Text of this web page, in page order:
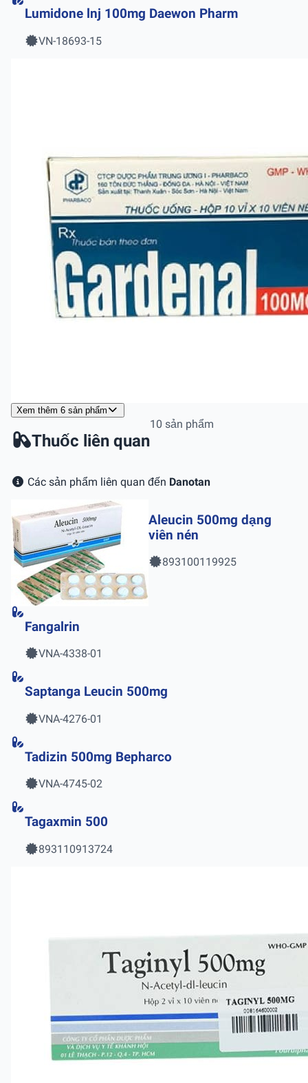
Lumidone lnj 100mg Daewon Pharm
VN-18693-15
Xem thêm 6 sản phẩm
Thuốc liên quan
10 sản phẩm
Các sản phẩm liên quan đến Danotan
Aleucin 500mg dạng
viên nén
893100119925
Fangalrin
VNA-4338-01
Saptanga Leucin 500mg
VNA-4276-01
Tadizin 500mg Bepharco
VNA-4745-02
Tagaxmin 500
893110913724